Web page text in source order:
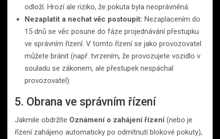
odloží. Hrozí ale riziko, že pokuta byla neoprávněná.
Nezaplatit a nechat věc postoupit: Nezaplacením do
15 dnů se věc posune do fáze projednávání přestupku
ve správním řízení. V tomto řízení se jako provozovatel
můžete bránit (např. tvrzením, že provozujete vozidlo v
souladu se zákonem, ale přestupek nespáchal
provozovatel).
5. Obrana ve správním řízení
Jakmile obdržíte Oznámení o zahájení řízení(nebo je
řízení zahájeno automaticky po odmítnutí blokové pokuty),